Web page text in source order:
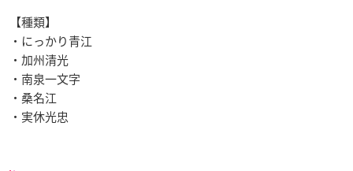
【種類】
・にっかり青江
・加州清光
・南泉一文字
・桑名江
・実休光忠